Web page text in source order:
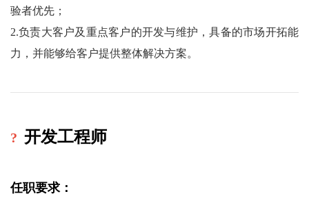
验者优先 ；
2.负责大客户及重点客户的开发与维护，具备的市场开拓能
力，并能够给客户提供整体解决方案。
? 开发工程师
任职要求：